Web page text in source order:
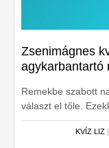
Zsenimágnes
agykarbantartó
Remekbe szabott
választ el tőle.
ugye?
KVÍZ LIZ|